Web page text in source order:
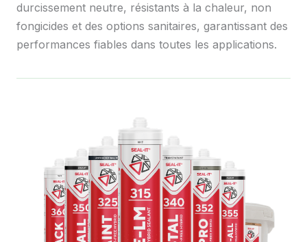
durcissement neutre, résistants à la chaleur, non
fongicides et des options sanitaires, garantissant des
performances fiables dans toutes les applications.